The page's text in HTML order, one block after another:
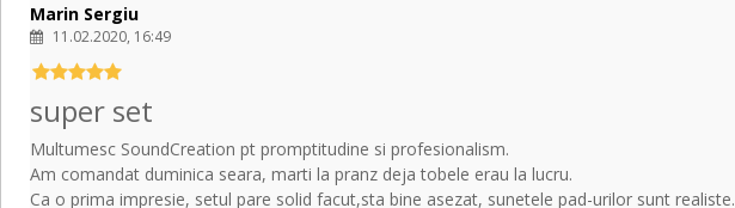
Marin Sergiu
11.02.2020, 16:49
super set
Multumesc SoundCreation pt promptitudine si profesionalism.
Am comandat duminica seara, marti la pranz deja tobele erau la lucru.
Ca o prima impresie, setul pare solid facut,sta bine asezat, sunetele pad-urilor sunt realiste.